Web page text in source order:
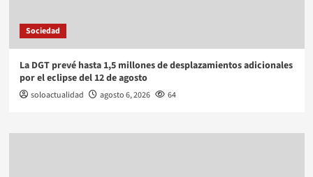
Sociedad
La DGT prevé hasta 1,5 millones de desplazamientos adicionales
por el eclipse del 12 de agosto
soloactualidad agosto 6, 2026 64